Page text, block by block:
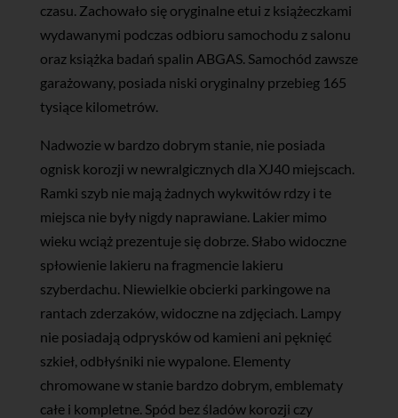
czasu. Zachowało się oryginalne etui z książeczkami
wydawanymi podczas odbioru samochodu z salonu
oraz książka badań spalin ABGAS. Samochód zawsze
garażowany, posiada niski oryginalny przebieg 165
tysiące kilometrów.
Nadwozie w bardzo dobrym stanie, nie posiada
ognisk korozji w newralgicznych dla XJ40 miejscach.
Ramki szyb nie mają żadnych wykwitów rdzy i te
miejsca nie były nigdy naprawiane. Lakier mimo
wieku wciąż prezentuje się dobrze. Słabo widoczne
spłowienie lakieru na fragmencie lakieru
szyberdachu. Niewielkie obcierki parkingowe na
rantach zderzaków, widoczne na zdjęciach. Lampy
nie posiadają odprysków od kamieni ani pęknięć
szkieł, odbłyśniki nie wypalone. Elementy
chromowane w stanie bardzo dobrym, emblematy
całe i kompletne. Spód bez śladów korozji czy